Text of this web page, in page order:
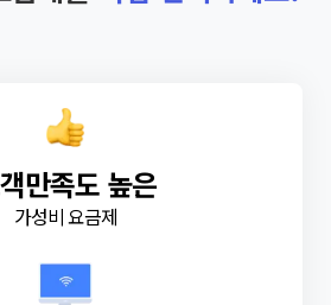
만족도 높은
가성비 요금제